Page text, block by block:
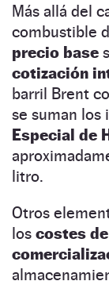
Más allá del
combustible
precio base
cotización
barril Brent
se suman los
Especial de
litro.
Otros
los costes